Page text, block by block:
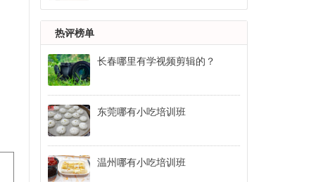
热评榜单
长春哪里有学视频剪辑的？
东莞哪有小吃培训班
温州哪有小吃培训班